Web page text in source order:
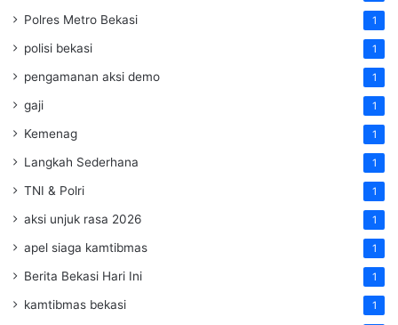
Polres Metro Bekasi 1
polisi bekasi 1
pengamanan aksi demo 1
gaji 1
Kemenag 1
Langkah Sederhana 1
TNI & Polri 1
aksi unjuk rasa 2026 1
apel siaga kamtibmas 1
Berita Bekasi Hari Ini 1
kamtibmas bekasi 1